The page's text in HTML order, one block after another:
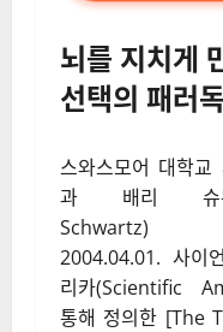
뇌를 지치게
선택의 패러
스와스모어 대학교
과 배리 슈워
Schwartz)
2004.04.01. 사이
리카(Scientific
통해 정의한 [The